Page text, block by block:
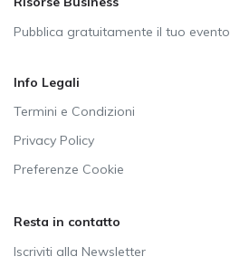
Pubblica gratuitamente il tuo evento
Info Legali
Termini e Condizioni
Privacy Policy
Preferenze Cookie
Resta in contatto
Iscriviti alla Newsletter